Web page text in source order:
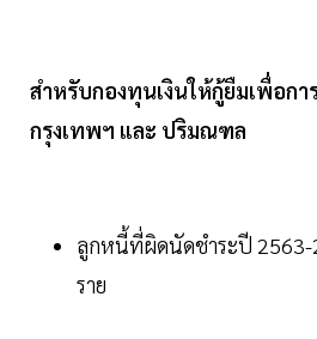
สำหรับกองทุนเงินให้กู้ยืมเพื่อกา
กรุงเทพฯ และ ปริมณฑล
ลูกหนี้ที่ผิดนัดชำระปี 2563-
ราย